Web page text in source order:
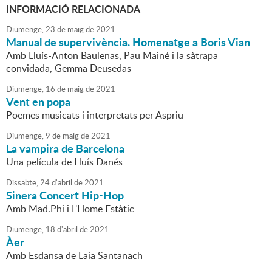
INFORMACIÓ RELACIONADA
Diumenge,23 de maigde2021
Manual de supervivència. Homenatge a Boris Vian
Amb Lluís-Anton Baulenas, Pau Mainé i la sàtrapa
convidada, Gemma Deusedas
Diumenge, 16 de maigde2021
Vent en popa
Poemes musicats i interpretats per Aspriu
Diumenge,9 de maigde2021
La vampira de Barcelona
Una película de Lluís Danés
Dissabte,24d'abril de2021
Sinera Concert Hip-Hop
Amb Mad.Phi i L'Home Estàtic
Diumenge, 18 d'abril de2021
Àer
Amb Esdansa de Laia Santanach